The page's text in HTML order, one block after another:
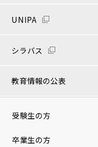
UNIPA
シラバス
教育情報の公表
受験生の方
卒業生の方